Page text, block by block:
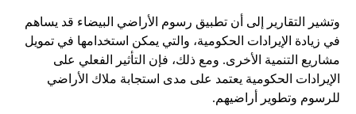
وتشير التقارير إلى أن تطبيق رسوم الأراضي البيضاء قد يساهم
في زيادة الإيرادات الحكومية، والتي يمكن استخدامها في تمويل
مشاريع التنمية الأخرى. ومع ذلك، فإن التأثير الفعلي على
الإيرادات الحكومية يعتمد على مدى استجابة ملاك الأراضي
للرسوم وتطوير أراضيهم.